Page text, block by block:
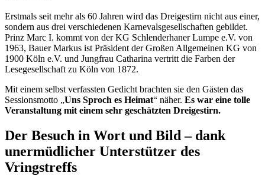
Erstmals seit mehr als 60 Jahren wird das Dreigestirn nicht aus einer,
sondern aus drei verschiedenen Karnevalsgesellschaften gebildet.
Prinz Marc I. kommt von der KG Schlenderhaner Lumpe e.V. von
1963, Bauer Markus ist Präsident der Großen Allgemeinen KG von
1900 Köln e.V. und Jungfrau Catharina vertritt die Farben der
Lesegesellschaft zu Köln von 1872.
Mit einem selbst verfassten Gedicht brachten sie den Gästen das
Sessionsmotto „Uns Sproch es Heimat“ näher. Es war eine tolle
Veranstaltung mit einem sehr geschätzten Dreigestirn.
Der Besuch in Wort und Bild – dank
unermüdlicher Unterstützer des
Vringstreffs